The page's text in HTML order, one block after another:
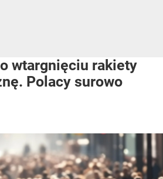
wtargnięciu rakiety
Polacy surowo